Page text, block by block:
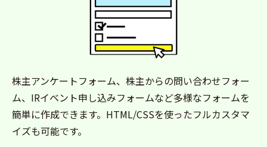
株主アンケートフォーム、株主からの問い合わせフォー
ム、IRイベント申し込みフォームなど多様なフォームを
簡単に作成できます。HTML/CSSを使ったフルカスタマ
イズも可能です。